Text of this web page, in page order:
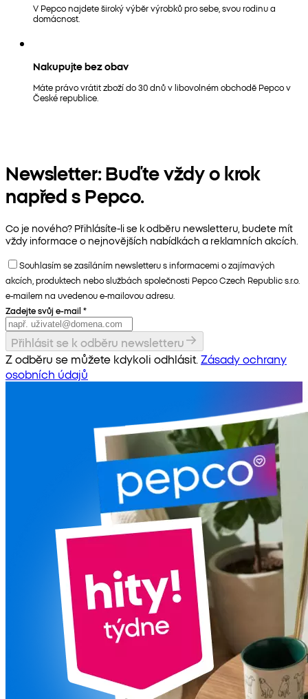
V Pepco najdete široký výběr výrobků pro sebe, svou rodinu a
domácnost.
Nakupujte bez obav
Máte právo vrátit zboží do 30 dnů v libovolném obchodě Pepco v
České republice.
Newsletter: Buďte vždy o krok
napřed s Pepco.
Co je nového? Přihlásíte-li se k odběru newsletteru, budete mít
vždy informace o nejnovějších nabídkách a reklamních akcích.
Souhlasím se zasíláním newsletteru s informacemi o zajímavých
akcích, produktech nebo službách společnosti Pepco Czech Republic s.r.o.
e-mailem na uvedenou e-mailovou adresu.
Zadejte svůj e-mail *
Přihlásit se k odběru newsletteru
Z odběru se můžete kdykoli odhlásit. Zásady ochrany
osobních údajů